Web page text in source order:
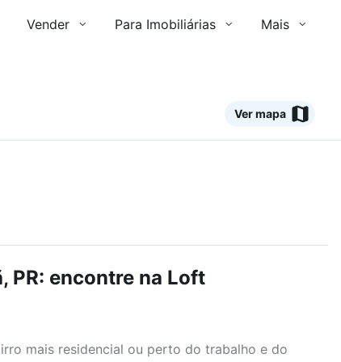
Vender Para Imobiliárias Mais
Ver mapa
PR: encontre na Loft
mais residencial ou perto do trabalho e do